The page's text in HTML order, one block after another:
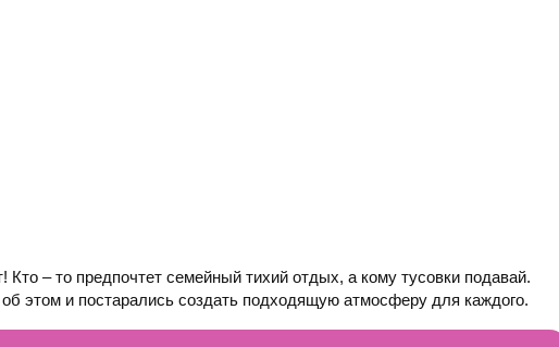
Кто – то предпочтет семейный тихий отдых, а кому тусовки подавай.
этом и постарались создать подходящую атмосферу для каждого.